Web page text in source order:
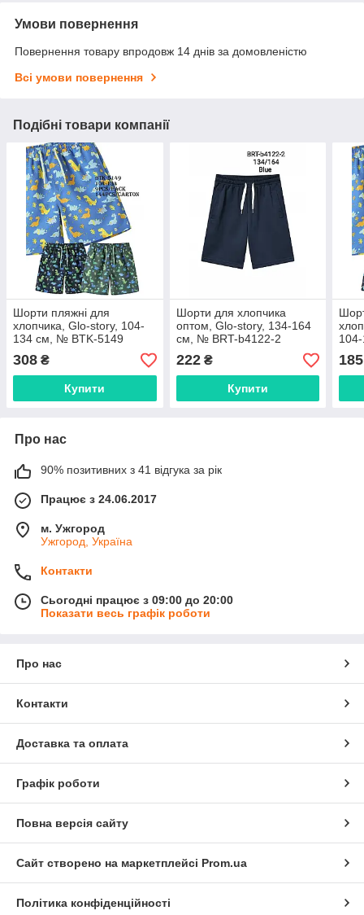
Умови повернення
Повернення товару впродовж 14 днів за домовленістю
Всі умови повернення
Подібні товари компанії
Шорти пляжні для
хлопчика, Glo-story, 104-
134 см, № BTK-5149
308 ₴
Купити
Шорти для хлопчика
оптом, Glo-story, 134-164
см, № BRT-b4122-2
222₴
Купити
185
Про нас
90% позитивних з 41 відгука за рік
Працює з 24.06.2017
м. Ужгород
Ужгород, Україна
Контакти
Сьогодні працює з 09:00 до 20:00
Показати весь графік роботи
Про нас
Контакти
Доставка та оплата
Графік роботи
Повна версія сайту
Сайт створено на маркетплейсі Prom.ua
Політика конфіденційності